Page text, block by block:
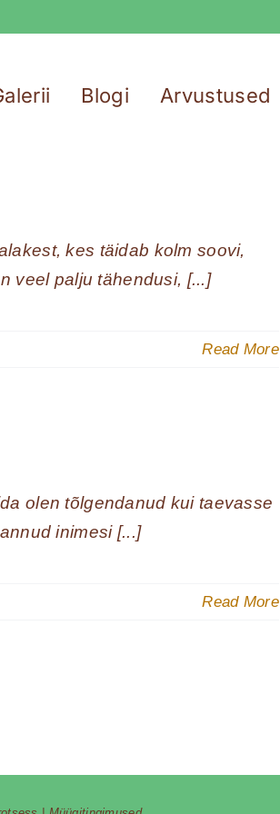
Blogi Arvustused
kes täidab kolm soovi,
veel palju tähendusi, [...]
Read More
olen tõlgendanud kui taevasse
inimesi [...]
Read More